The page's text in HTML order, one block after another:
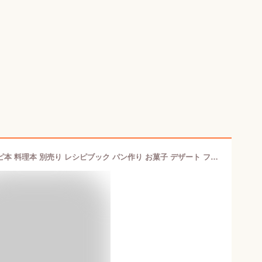
レシピ レコルト エアーオーブン レシピ本 料理本 別売り レシピブック パン作り お菓子 デザート フォカッチャ スコーン 時短 ノーフライヤー RAO-1RC1 RAO-1RC2( recolte レコルト エアーオーブン専用 別売レシピブックベーシックレシピ・ブレッドレシピ )